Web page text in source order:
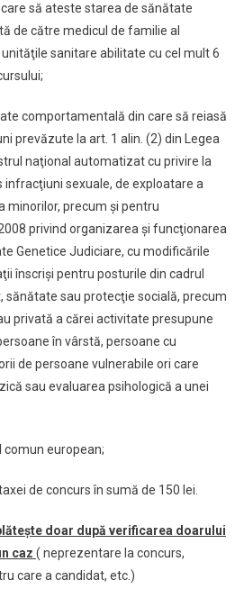
să ateste starea de sănătate
de către medicul de familie al
sanitare abilitate cu cel mult 6
comportamentală din care să reiasă
prevăzute la art. 1 alin. (2) din Legea
naţional automatizat cu privire la
infracţiuni sexuale, de exploatare a
minorilor, precum şi pentru
privind organizarea şi funcţionarea
Genetice Judiciare, cu modificările
înscrişi pentru posturile din cadrul
sau protecţie socială, precum
privată a cărei activitate presupune
în vârstă, persoane cu
de persoane vulnerabile ori care
sau evaluarea psihologică a unei
european;
de concurs în sumă de 150 lei.
doar după verificarea doarului
caz ( neprezentare la concurs,
care a candidat, etc.)